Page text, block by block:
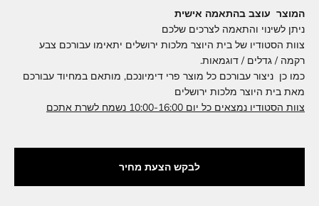
המוצר עוצב בהתאמה אישית
ניתן לשינוי והתאמה לצרכים שלכם
צוות הסטודיו של בית היוצר מלכות ירושלים יתאימו עבורכם צבע
רקמה / גדלים / דוגמאות.
כמו כן ניצור עבורכם כל מוצר פרי דימיונכם, מותאם במחיוד עבורכם
מאת בית היוצר מלכות ירושלים
צוות הסטודיו נמצאים כל יום 10:00-16:00 נשמח לשרת אתכם
לבקש הצעת מחיר